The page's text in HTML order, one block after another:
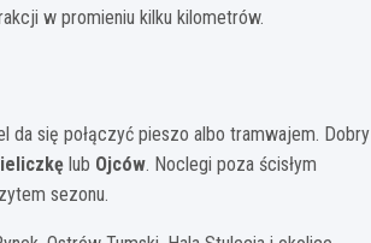
w promieniu kilku kilometrów.
da się połączyć pieszo albo tramwajem. Dobry
lub Ojców. Noclegi poza ścisłym
sezonu.